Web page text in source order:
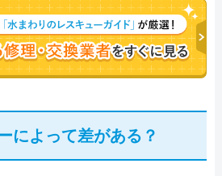
によって差がある？